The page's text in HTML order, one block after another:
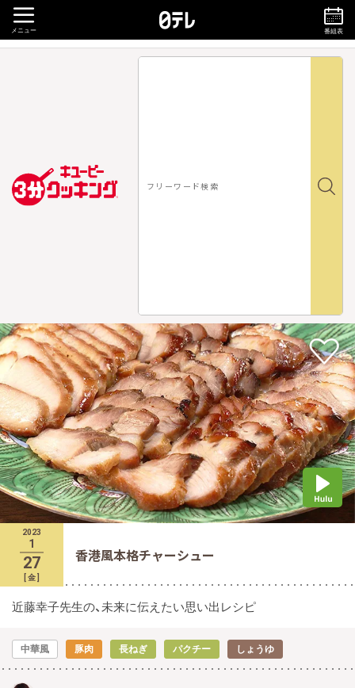
メニュー 番組表
2023
1
27
[金]
香港風本格チャーシュー
近藤幸子先生の、未来に伝えたい思い出レシピ
中華風 豚肉 長ねぎ パクチー しょうゆ